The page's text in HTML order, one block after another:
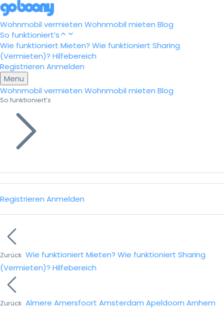
Wohnmobil vermieten Wohnmobil mieten Blog
So funktioniert’s
Wie funktioniert Mieten? Wie funktioniert Sharing
(Vermieten)? Hilfebereich
Registrieren Anmelden
Menu
Wohnmobil vermieten Wohnmobil mieten Blog
So funktioniert’s
Registrieren Anmelden
Zurück Wie funktioniert Mieten? Wie funktioniert Sharing
(Vermieten)? Hilfebereich
Zurück Almere Amersfoort Amsterdam Apeldoorn Arnhem